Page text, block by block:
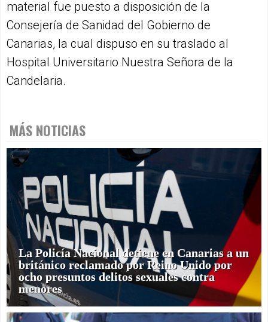
material fue puesto a disposición de la
Consejería de Sanidad del Gobierno de
Canarias, la cual dispuso en su traslado al
Hospital Universitario Nuestra Señora de la
Candelaria.
MÁS NOTICIAS
La Policía Nacional detiene en Canarias a un
británico reclamado por Reino Unido por
ocho presuntos delitos sexuales contra
menores